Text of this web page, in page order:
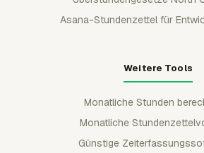
Asana-Stundenzettel für
Weitere Tools
Monatliche Stunden
Monatliche
Günstige